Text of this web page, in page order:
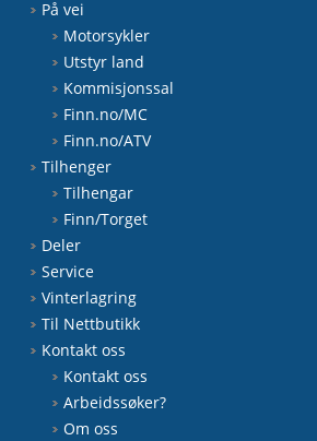
På vei
Motorsykler
Utstyr land
Kommisjonssal
Finn.no/MC
Finn.no/ATV
Tilhenger
Tilhengar
Finn/Torget
Deler
Service
Vinterlagring
Til Nettbutikk
Kontakt oss
Kontakt oss
Arbeidssøker?
Om oss